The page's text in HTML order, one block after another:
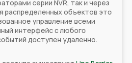
серии NVR, так и через
распределенных объектов это
управление всеми
интерфейс с любого
доступен удаленно.